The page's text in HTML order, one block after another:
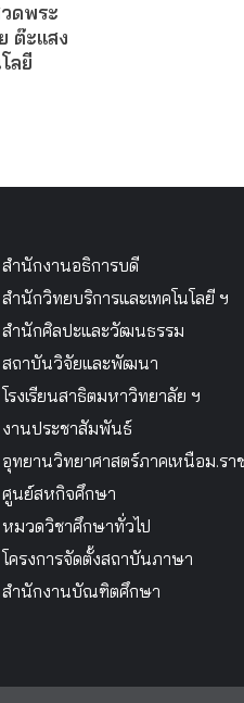
ดพระ
ต๊ะแสง
ลยี
สำนักงานอธิการบดี
สำนักวิทยบริการและเทคโนโลยี ฯ
สำนักศิลปะและวัฒนธรรม
สถาบันวิจัยและพัฒนา
โรงเรียนสาธิตมหาวิทยาลัย ฯ
งานประชาสัมพันธ์
อุทยานวิทยาศาสตร์ภาคเหนือม.รา
ศูนย์สหกิจศึกษา
หมวดวิชาศึกษาทั่วไป
โครงการจัดตั้งสถาบันภาษา
สำนักงานบัณฑิตศึกษา